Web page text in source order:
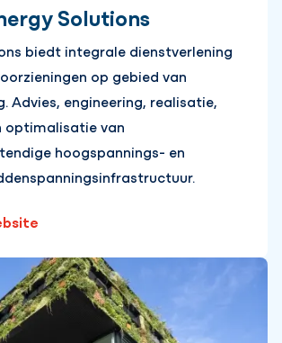
Solutions
biedt integrale dienstverlening
op gebied van
Advies, engineering, realisatie,
optimalisatie van
hoogspannings- en